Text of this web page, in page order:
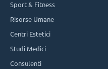
Sport & Fitness
Risorse Umane
Centri Estetici
Studi Medici
Consulenti